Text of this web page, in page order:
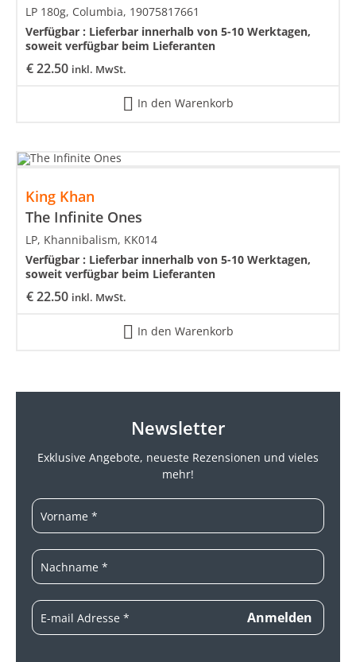
€22.50 inkl. MwSt.
LP 180g, Columbia, 19075817661
Verfügbar : Lieferbar innerhalb von 5-10 Werktagen,
soweit verfügbar beim Lieferanten
In den Warenkorb
King Khan
The Infinite Ones
€22.50 inkl. MwSt.
LP, Khannibalism, KK014
Verfügbar : Lieferbar innerhalb von 5-10 Werktagen,
soweit verfügbar beim Lieferanten
In den Warenkorb
Newsletter
Exklusive Angebote, neueste Rezensionen und vieles
mehr!